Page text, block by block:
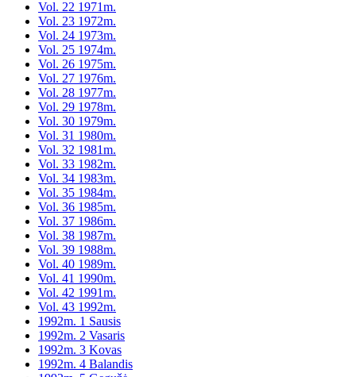
Vol. 22 1971m.
Vol. 23 1972m.
Vol. 24 1973m.
Vol. 25 1974m.
Vol. 26 1975m.
Vol. 27 1976m.
Vol. 28 1977m.
Vol. 29 1978m.
Vol. 30 1979m.
Vol. 31 1980m.
Vol. 32 1981m.
Vol. 33 1982m.
Vol. 34 1983m.
Vol. 35 1984m.
Vol. 36 1985m.
Vol. 37 1986m.
Vol. 38 1987m.
Vol. 39 1988m.
Vol. 40 1989m.
Vol. 41 1990m.
Vol. 42 1991m.
Vol. 43 1992m.
1992m. 1 Sausis
1992m. 2 Vasaris
1992m. 3 Kovas
1992m. 4 Balandis